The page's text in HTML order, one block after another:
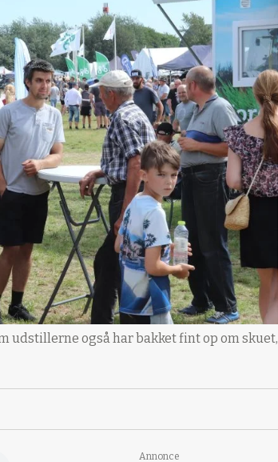
udstillerne også har bakket fint op om skuet,
Annonce